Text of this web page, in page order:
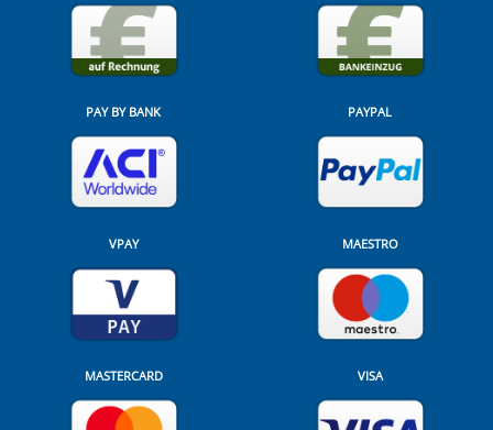
PAY BY BANK PAYPAL
VPAY MAESTRO
MASTERCARD VISA